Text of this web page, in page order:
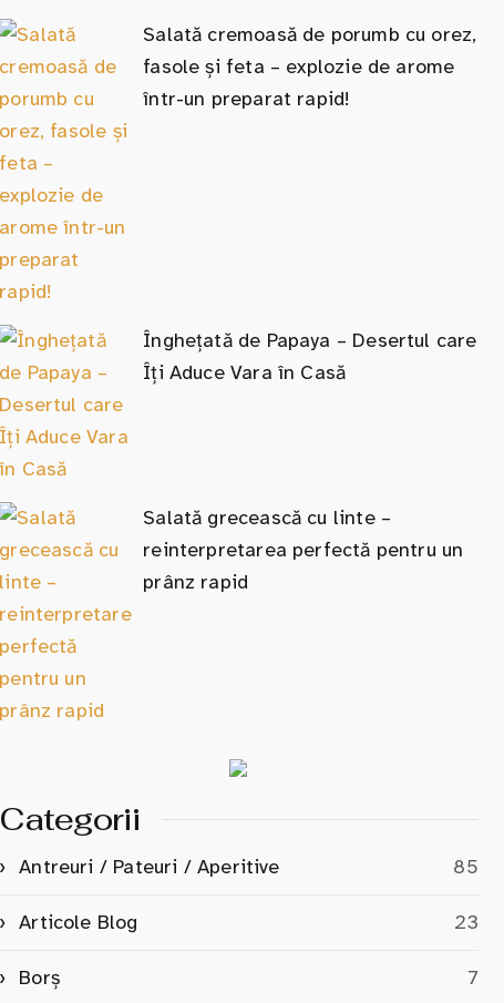
Salată cremoasă de porumb cu orez,
fasole și feta – explozie de arome
într-un preparat rapid!
Înghețată de Papaya – Desertul care
Îți Aduce Vara în Casă
Salată grecească cu linte –
reinterpretarea perfectă pentru un
prânz rapid
Categorii
Antreuri / Pateuri / Aperitive 85
Articole Blog 23
Borș 7